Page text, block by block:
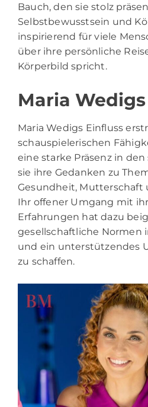
Bauch, den sie stolz
Selbstbewusstsein und
inspirierend für viele
über ihre persönliche
Körperbild spricht.
Maria
Maria Wedigs Einfluss
schauspielerischen
eine starke Präsenz in
sie ihre Gedanken zu
Gesundheit, Mutterschaft
Ihr offener Umgang mit
Erfahrungen hat dazu
gesellschaftliche Normen
und ein unterstützendes
zu schaffen.